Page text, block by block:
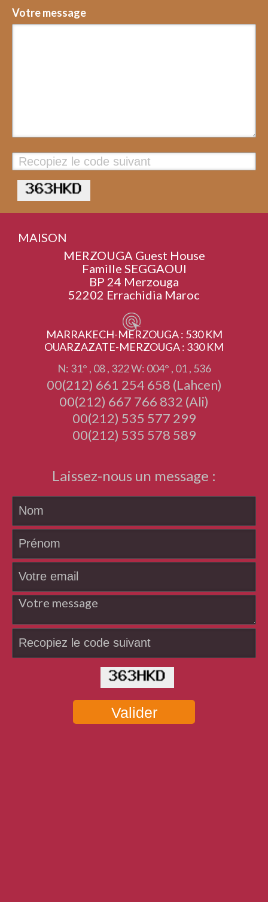
Votre message
MAISON
MERZOUGA Guest House
Famille SEGGAOUI
BP 24 Merzouga
52202 Errachidia Maroc
MARRAKECH-MERZOUGA : 530 KM
OUARZAZATE-MERZOUGA : 330 KM
N: 31° , 08 , 322 W: 004° , 01 , 536
00(212) 661 254 658 (Lahcen)
00(212) 667 766 832 (Ali)
00(212) 535 577 299
00(212) 535 578 589
Laissez-nous un message :
Valider